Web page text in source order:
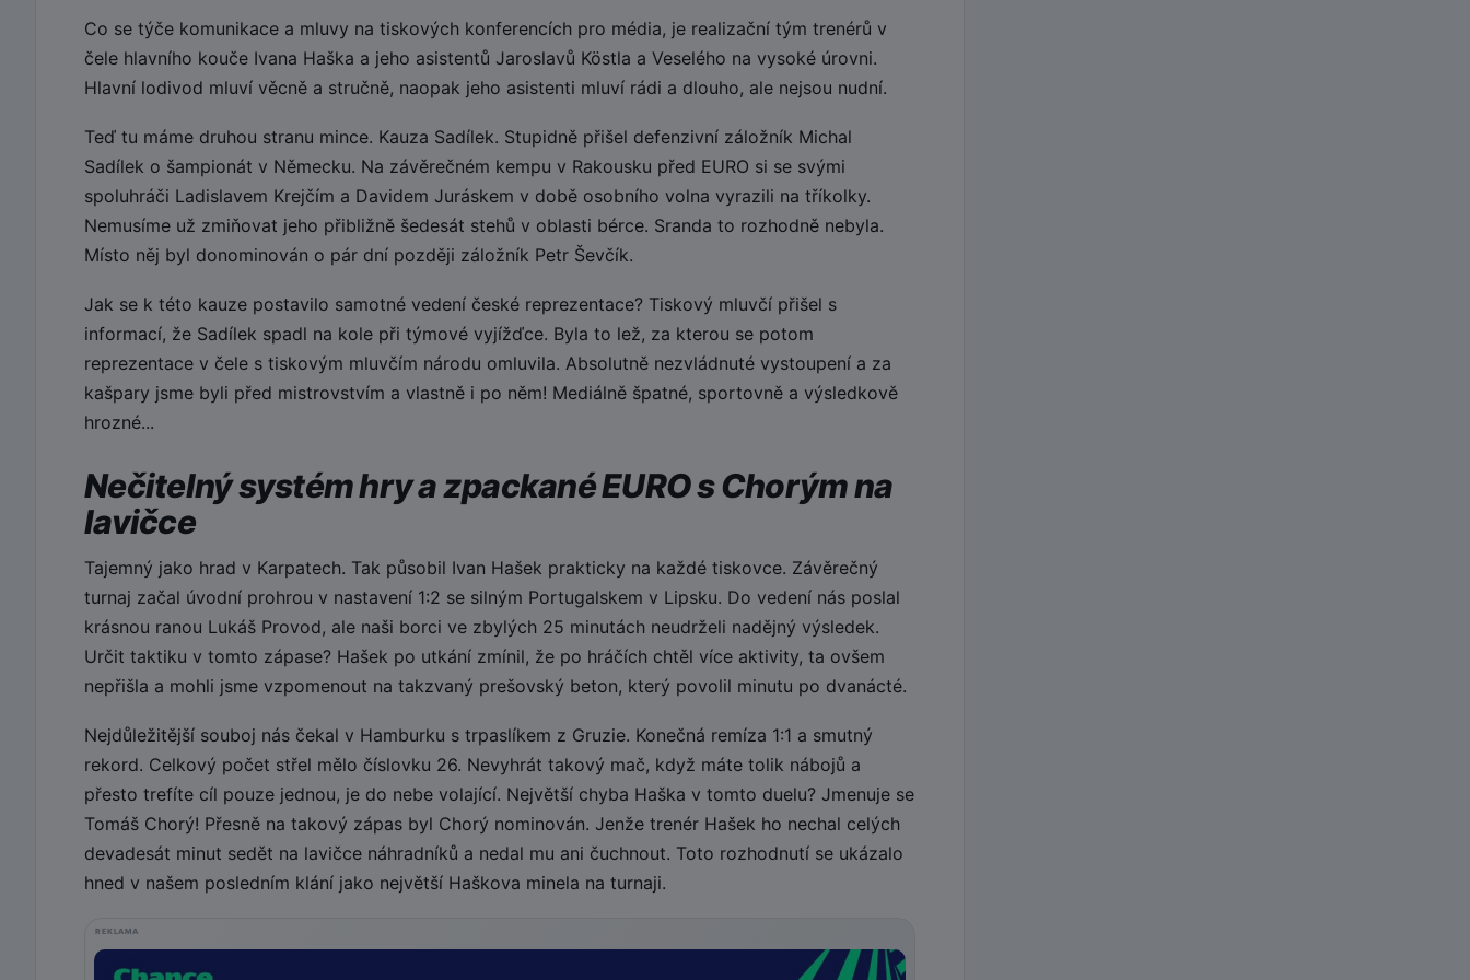
Co se týče komunikace a mluvy na tiskových konferencích pro média, je realizační tým trenérů v
čele hlavního kouče Ivana Haška a jeho asistentů Jaroslavů Köstla a Veselého na vysoké úrovni.
Hlavní lodivod mluví věcně a stručně, naopak jeho asistenti mluví rádi a dlouho, ale nejsou nudní.
Teď tu máme druhou stranu mince. Kauza Sadílek. Stupidně přišel defenzivní záložník Michal
Sadílek o šampionát v Německu. Na závěrečném kempu v Rakousku před EURO si se svými
spoluhráči Ladislavem Krejčím a Davidem Juráskem v době osobního volna vyrazili na tříkolky.
Nemusíme už zmiňovat jeho přibližně šedesát stehů v oblasti bérce. Sranda to rozhodně nebyla.
Místo něj byl donominován o pár dní později záložník Petr Ševčík.
Jak se k této kauze postavilo samotné vedení české reprezentace? Tiskový mluvčí přišel s
informací, že Sadílek spadl na kole při týmové vyjížďce. Byla to lež, za kterou se potom
reprezentace v čele s tiskovým mluvčím národu omluvila. Absolutně nezvládnuté vystoupení a za
kašpary jsme byli před mistrovstvím a vlastně i po něm! Mediálně špatné, sportovně a výsledkově
hrozné...
Nečitelný systém hry a zpackané EURO s Chorým na
lavičce
Tajemný jako hrad v Karpatech. Tak působil Ivan Hašek prakticky na každé tiskovce. Závěrečný
turnaj začal úvodní prohrou v nastavení 1:2 se silným Portugalskem v Lipsku. Do vedení nás poslal
krásnou ranou Lukáš Provod, ale naši borci ve zbylých 25 minutách neudrželi nadějný výsledek.
Určit taktiku v tomto zápase? Hašek po utkání zmínil, že po hráčích chtěl více aktivity, ta ovšem
nepřišla a mohli jsme vzpomenout na takzvaný prešovský beton, který povolil minutu po dvanácté.
Nejdůležitější souboj nás čekal v Hamburku s trpaslíkem z Gruzie. Konečná remíza 1:1 a smutný
rekord. Celkový počet střel mělo číslovku 26. Nevyhrát takový mač, když máte tolik nábojů a
přesto trefíte cíl pouze jednou, je do nebe volající. Největší chyba Haška v tomto duelu? Jmenuje se
Tomáš Chorý! Přesně na takový zápas byl Chorý nominován. Jenže trenér Hašek ho nechal celých
devadesát minut sedět na lavičce náhradníků a nedal mu ani čuchnout. Toto rozhodnutí se ukázalo
hned v našem posledním klání jako největší Haškova minela na turnaji.
REKLAMA